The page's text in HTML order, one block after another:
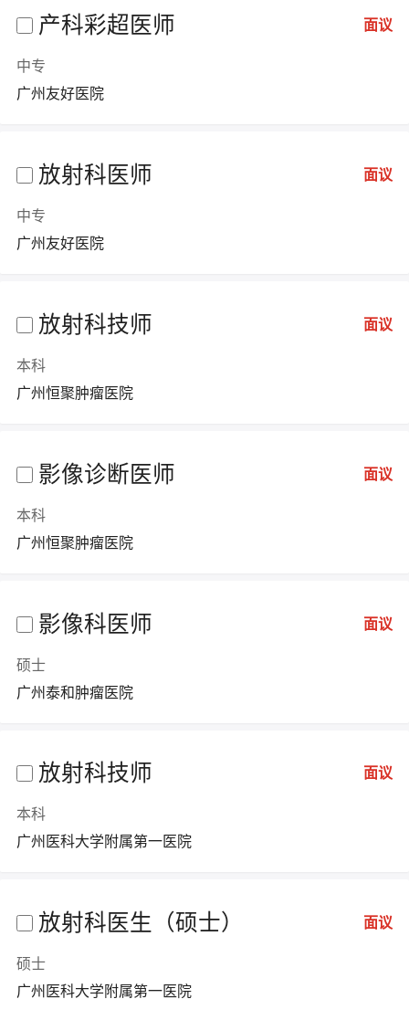
产科彩超医师 面议
中专
广州友好医院
放射科医师 面议
中专
广州友好医院
放射科技师 面议
本科
广州恒聚肿瘤医院
影像诊断医师 面议
本科
广州恒聚肿瘤医院
影像科医师 面议
硕士
广州泰和肿瘤医院
放射科技师 面议
本科
广州医科大学附属第一医院
放射科医生（硕士） 面议
硕士
广州医科大学附属第一医院